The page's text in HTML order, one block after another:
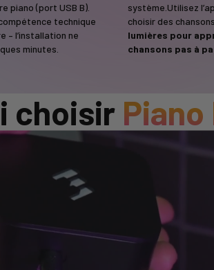
piano (port USB B).
technique
– l’installation ne
minutes.
système.Utilisez
choisir des chansons.
lumières pour
chansons pas à
choisir Piano